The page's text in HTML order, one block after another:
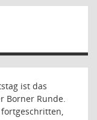
ist das
Borner Runde.